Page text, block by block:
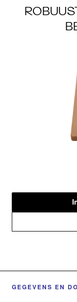
GEGEVENS EN